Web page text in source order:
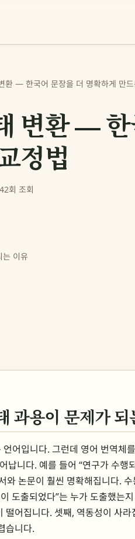
환 — 한국어 문장을 더 명확하게 만드
변환 —
정법
42회 조회
는 이유
과용이 문제가 되
어입니다. 그런데 영어 번역체
납니다. 예를 들어 “연구가 수행
와 논문이 훨씬 명확해집니다.
도출되었다”는 누가 도출했는
떨어집니다. 셋째, 역동성이 사
습니다.